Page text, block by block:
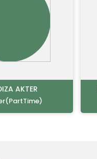
AKTER